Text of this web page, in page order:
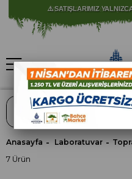
⚠️ SATIŞLARIMIZ
Anasayfa Laboratuvar
7 Ürün